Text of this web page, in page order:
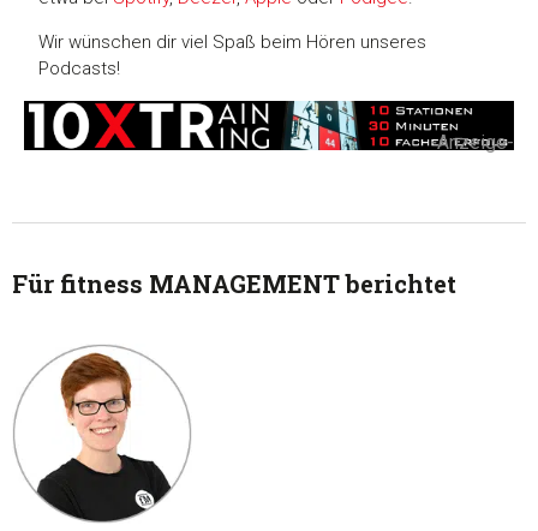
Wir wünschen dir viel Spaß beim Hören unseres
Podcasts!
-Anzeige-
Für fitness MANAGEMENT berichtet